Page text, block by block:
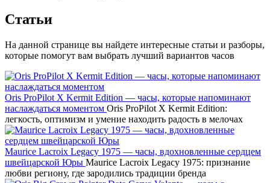
Статьи
На данной странице вы найдете интересные статьи и разборы,
которые помогут вам выбрать лучший вариантов часов
Oris ProPilot X Kermit Edition — часы, которые напоминают
наслаждаться моментом Oris ProPilot X Kermit Edition:
легкость, оптимизм и умение находить радость в мелочах
Maurice Lacroix Legacy 1975 — часы, вдохновленные сердцем
швейцарской Юры Maurice Lacroix Legacy 1975: признание
любви региону, где зародились традиции бренда